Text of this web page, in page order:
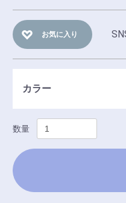
お気に入り
カラー
数量